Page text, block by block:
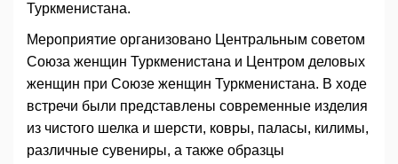
Туркменистана.
Мероприятие организовано Центральным советом
Союза женщин Туркменистана и Центром деловых
женщин при Союзе женщин Туркменистана. В ходе
встречи были представлены современные изделия
из чистого шелка и шерсти, ковры, паласы, килимы,
различные сувениры, а также образцы